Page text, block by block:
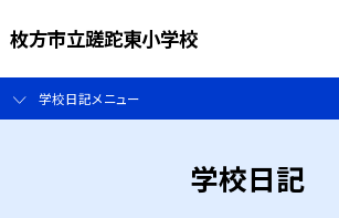
枚方市立蹉跎東小学校
学校日記メニュー
学校日記